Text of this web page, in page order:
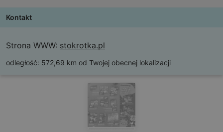
Kontakt
Strona WWW: stokrotka.pl
odległość: 572,69 km od Twojej obecnej lokalizacji